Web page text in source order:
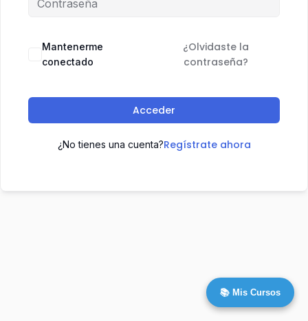
Mantenerme
conectado
¿Olvidaste la
contraseña?
Acceder
¿No tienes una cuenta?Regístrate ahora
📚 Mis Cursos